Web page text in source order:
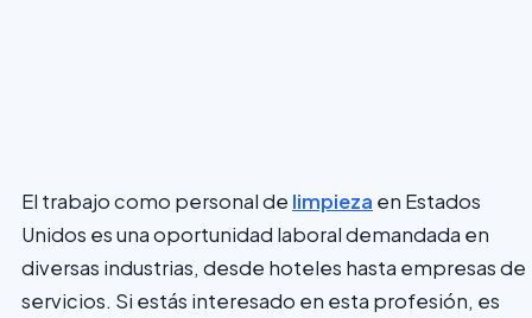
El trabajo como personal de limpieza en Estados
Unidos es una oportunidad laboral demandada en
diversas industrias, desde hoteles hasta empresas de
servicios. Si estás interesado en esta profesión, es